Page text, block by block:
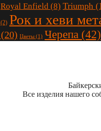
Royal Enfield (8) Triumph
(2) Рок и хеви
(20) Цветы (1) Черепа (42)
Все изделия нашего